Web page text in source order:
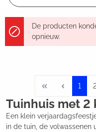
De producten
opnieuw.
1
Tuinhuis met 2
Een klein
in de tuin, de volwassenen